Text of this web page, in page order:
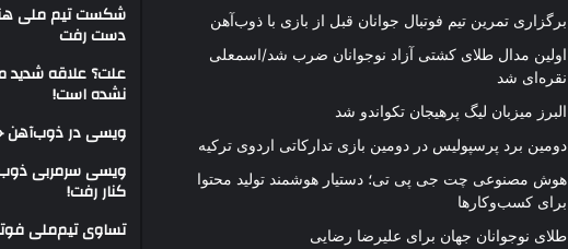
برگزاری تمرین تیم فوتبال جوانان قبل از بازی با ذوب‌آهن
اولین مدال طلای کشتی آزاد نوجوانان ضرب شد/اسمعلی
نقره‌ای شد
البرز میزبان لیگ پرهیجان تکواندو شد
دومین برد پرسپولیس در دومین بازی تدارکاتی اردوی ترکیه
هوش مصنوعی چت جی پی تی؛ دستیار هوشمند تولید محتوا
برای کسب‌وکارها
طلای نوجوانان جهان برای علیرضا رضایی
شکست تیم ملی
دست رفت
علت؟ علاقه شدید
نشده است!
ویسی در ذوب‌آهن
کنار رفت!
تساوی تیم‌ملی